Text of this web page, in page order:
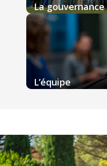
La
L’équipe